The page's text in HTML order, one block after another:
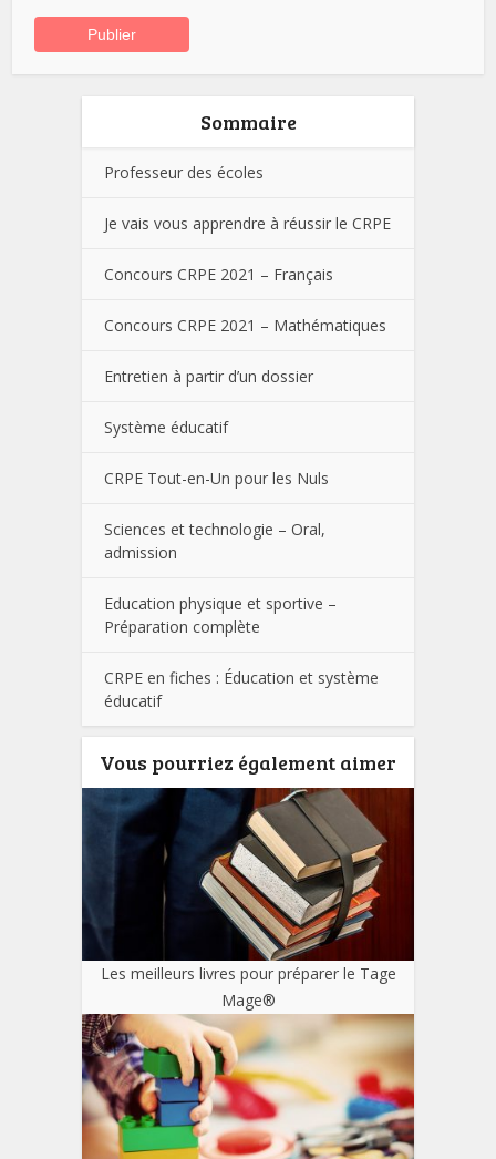
Sommaire
Professeur des écoles
Je vais vous apprendre à réussir le CRPE
Concours CRPE 2021 – Français
Concours CRPE 2021 – Mathématiques
Entretien à partir d’un dossier
Système éducatif
CRPE Tout-en-Un pour les Nuls
Sciences et technologie – Oral,
admission
Education physique et sportive –
Préparation complète
CRPE en fiches : Éducation et système
éducatif
Vous pourriez également aimer
Les meilleurs livres pour préparer le Tage
Mage®